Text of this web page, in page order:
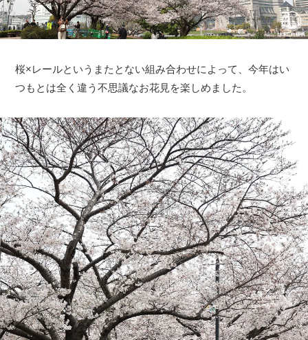
桜×レールというまたとない組み合わせによって、今年はい
つもとは全く違う不思議なお花見を楽しめました。